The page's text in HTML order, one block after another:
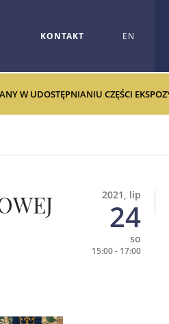
KONTAKT EN
W UDOSTĘPNIANIU CZĘŚCI
2021, lip
24
so
15:00 - 17:00